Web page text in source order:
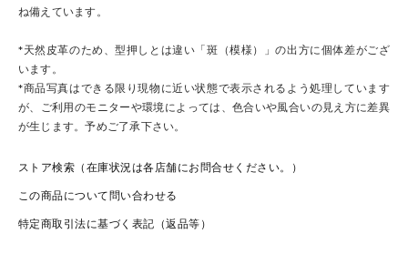
ね備えています。
*天然皮革のため、型押しとは違い「斑（模様）」の出方に個体差がござ
います。
*商品写真はできる限り現物に近い状態で表示されるよう処理しています
が、ご利用のモニターや環境によっては、色合いや風合いの見え方に差異
が生じます。予めご了承下さい。
ストア検索（在庫状況は各店舗にお問合せください。）
この商品について問い合わせる
特定商取引法に基づく表記（返品等）